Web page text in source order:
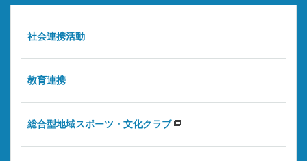
社会連携活動
教育連携
総合型地域スポーツ・文化クラブ